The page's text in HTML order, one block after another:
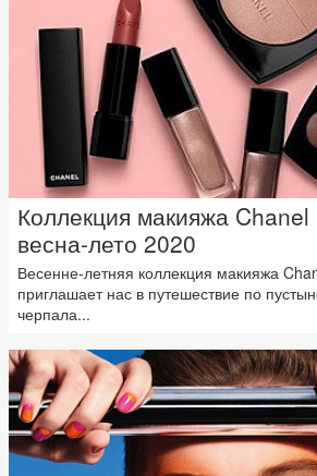
Коллекция макияжа
весна-лето 2020
Весенне-летняя коллекция макияжа
приглашает нас в путешествие по
черпала...